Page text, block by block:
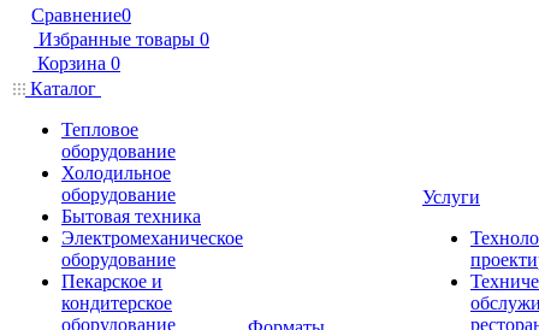
Сравнение0
Избранные товары 0
Корзина 0
Каталог
Тепловое
оборудование
Холодильное
оборудование
Бытовая техника
Электромеханическое
оборудование
Пекарское и
кондитерское
оборудование
Услуги